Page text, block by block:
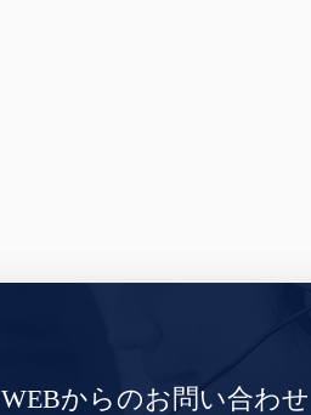
WEBからのお問い合わせ